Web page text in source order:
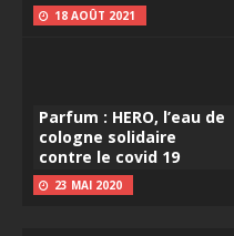
18 AOÛT 2021
Parfum : HERO, l’eau de
cologne solidaire
contre le covid 19
23 MAI 2020